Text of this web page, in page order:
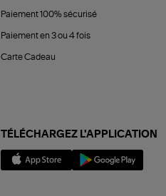
Paiement 100% sécurisé
Paiement en 3 ou 4 fois
Carte Cadeau
TÉLÉCHARGEZ L'APPLICATION